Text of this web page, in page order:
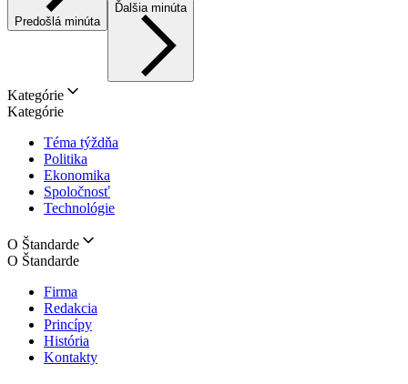
Predošlá minúta
Ďalšia minúta
Kategórie
Kategórie
Téma týždňa
Politika
Ekonomika
Spoločnosť
Technológie
O Štandarde
O Štandarde
Firma
Redakcia
Princípy
História
Kontakty